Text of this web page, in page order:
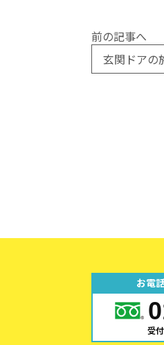
前の記事へ
玄関ドアの
お電
受